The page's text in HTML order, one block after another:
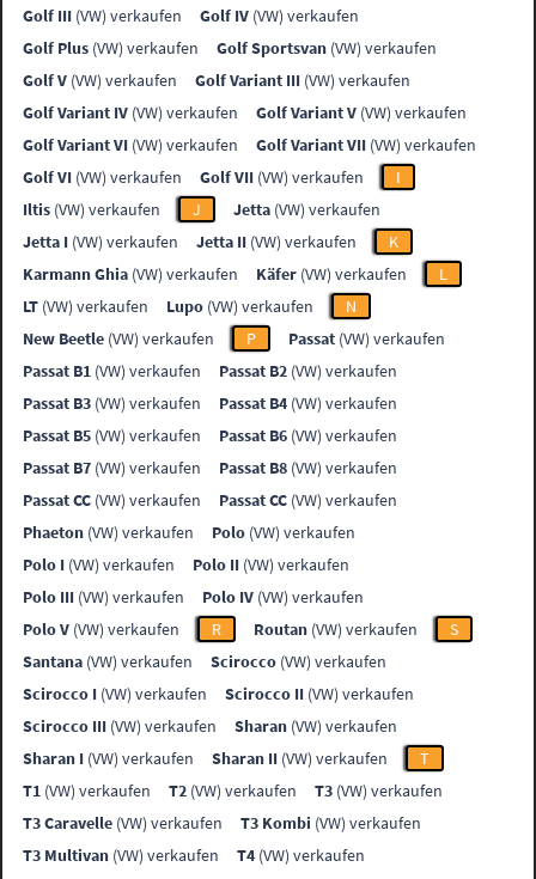
Golf III (VW) verkaufen Golf IV (VW) verkaufen
Golf Plus (VW) verkaufen Golf Sportsvan (VW) verkaufen
Golf V (VW) verkaufen Golf Variant III (VW) verkaufen
Golf Variant IV (VW) verkaufen Golf Variant V (VW) verkaufen
Golf Variant VI (VW) verkaufen Golf Variant VII (VW) verkaufen
Golf VI (VW) verkaufen Golf VII (VW) verkaufen
I
Iltis (VW) verkaufen J Jetta (VW) verkaufen
Jetta I (VW) verkaufen Jetta II (VW) verkaufen
K
Karmann Ghia (VW) verkaufen Käfer (VW) verkaufen
L
LT (VW) verkaufen Lupo (VW) verkaufen
N
New Beetle (VW) verkaufen P Passat (VW) verkaufen
Passat B1 (VW) verkaufen Passat B2 (VW) verkaufen
Passat B3 (VW) verkaufen Passat B4 (VW) verkaufen
Passat B5 (VW) verkaufen Passat B6 (VW) verkaufen
Passat B7 (VW) verkaufen Passat B8 (VW) verkaufen
Passat CC (VW) verkaufen Passat CC (VW) verkaufen
Phaeton (VW) verkaufen Polo (VW) verkaufen
Polo I (VW) verkaufen Polo II (VW) verkaufen
Polo III (VW) verkaufen Polo IV (VW) verkaufen
Polo V (VW) verkaufen R Routan (VW) verkaufen
S
Santana (VW) verkaufen Scirocco (VW) verkaufen
Scirocco I (VW) verkaufen Scirocco II (VW) verkaufen
Scirocco III (VW) verkaufen Sharan (VW) verkaufen
Sharan I (VW) verkaufen Sharan II (VW) verkaufen
T
T1 (VW) verkaufen T2 (VW) verkaufen T3 (VW) verkaufen
T3 Caravelle (VW) verkaufen T3 Kombi (VW) verkaufen
T3 Multivan (VW) verkaufen T4 (VW) verkaufen